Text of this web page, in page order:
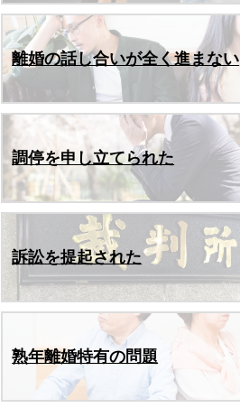
離婚の話し合いが全く進まない
調停を申し立てられた
訴訟を提起された
熟年離婚特有の問題